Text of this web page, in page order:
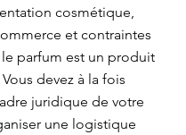
cosmétique,
et contraintes
parfum est un produit
devez à la fois
juridique de votre
une logistique